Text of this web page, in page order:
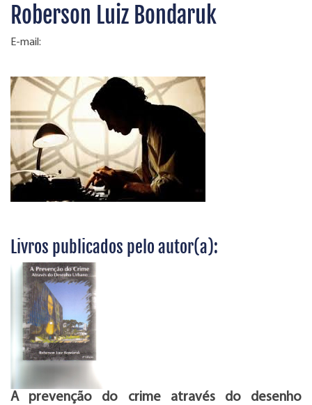
Roberson Luiz Bondaruk
E-mail:
Livros publicados pelo autor(a):
A prevenção do crime através do desenho